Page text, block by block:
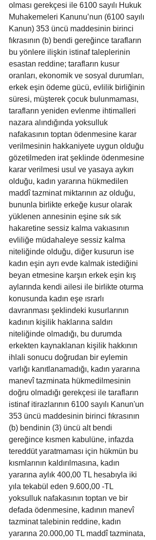
olması gerekçesi ile 6100 sayılı Hukuk
Muhakemeleri Kanunu’nun (6100 sayılı
Kanun) 353 üncü maddesinin birinci
fıkrasının (b) bendi gereğince tarafların
bu yönlere ilişkin istinaf taleplerinin
esastan reddine; tarafların kusur
oranları, ekonomik ve sosyal durumları,
erkek eşin ödeme gücü, evlilik birliğinin
süresi, müşterek çocuk bulunmaması,
tarafların yeniden evlenme ihtimalleri
nazara alındığında yoksulluk
nafakasının toptan ödenmesine karar
verilmesinin hakkaniyete uygun olduğu
gözetilmeden irat şeklinde ödenmesine
karar verilmesi usul ve yasaya aykırı
olduğu, kadın yararına hükmedilen
maddî tazminat miktarının az olduğu,
bununla birlikte erkeğe kusur olarak
yüklenen annesinin eşine sık sık
hakaretine sessiz kalma vakıasının
evliliğe müdahaleye sessiz kalma
niteliğinde olduğu, diğer kusurun ise
kadın eşin ayrı evde kalmak istediğini
beyan etmesine karşın erkek eşin kış
aylarında kendi ailesi ile birlikte oturma
konusunda kadın eşe ısrarlı
davranması şeklindeki kusurlarının
kadının kişilik haklarına saldırı
niteliğinde olmadığı, bu durumda
erkekten kaynaklanan kişilik hakkının
ihlali sonucu doğrudan bir eylemin
varlığı kanıtlanamadığı, kadın yararına
manevî tazminata hükmedilmesinin
doğru olmadığı gerekçesi ile tarafların
istinaf itirazlarının 6100 sayılı Kanun'un
353 üncü maddesinin birinci fıkrasının
(b) bendinin (3) üncü alt bendi
gereğince kısmen kabulüne, infazda
tereddüt yaratmaması için hükmün bu
kısmlarının kaldırılmasına, kadın
yararına aylık 400,00 TL hesabıyla iki
yıla tekabül eden 9.600,00 -TL
yoksulluk nafakasının toptan ve bir
defada ödenmesine, kadının manevî
tazminat talebinin reddine, kadın
yararına 20.000,00 TL maddî tazminata,